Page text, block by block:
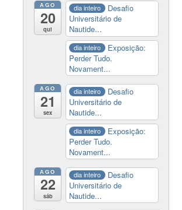
AGO
20
qui
dia inteiro
Desafio
Universitário de
Nautide...
dia inteiro
Exposição:
Perder Tudo.
Novament...
AGO
21
sex
dia inteiro
Desafio
Universitário de
Nautide...
dia inteiro
Exposição:
Perder Tudo.
Novament...
AGO
22
sáb
dia inteiro
Desafio
Universitário de
Nautide...